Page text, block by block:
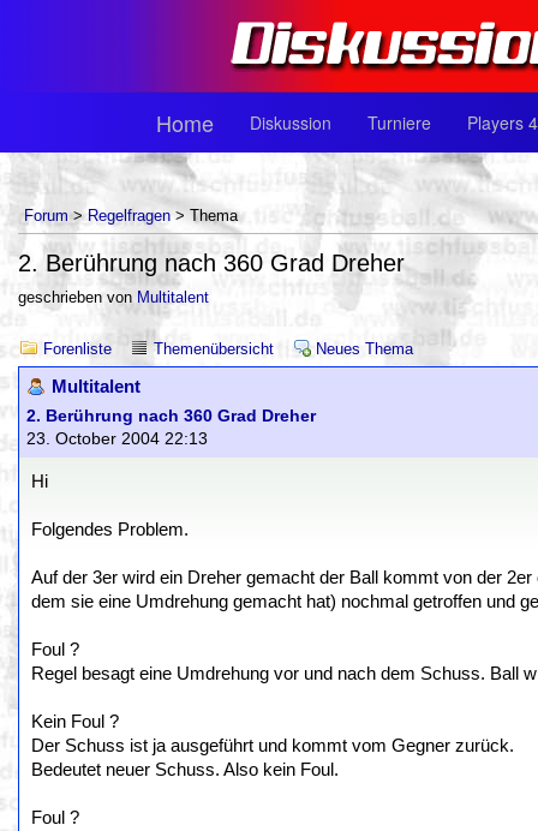
Home Diskussion Turniere Players
Forum > Regelfragen > Thema
2. Berührung nach 360 Grad Dreher
geschrieben von Multitalent
Forenliste Themenübersicht Neues Thema
Multitalent
2. Berührung nach 360 Grad Dreher
23. October 2004 22:13
Hi
Folgendes Problem.
Auf der 3er wird ein Dreher gemacht der Ball kommt von der
dem sie eine Umdrehung gemacht hat) nochmal getroffen und
Foul ?
Regel besagt eine Umdrehung vor und nach dem Schuss. Ball
Kein Foul ?
Der Schuss ist ja ausgeführt und kommt vom Gegner zurück.
Bedeutet neuer Schuss. Also kein Foul.
Foul ?